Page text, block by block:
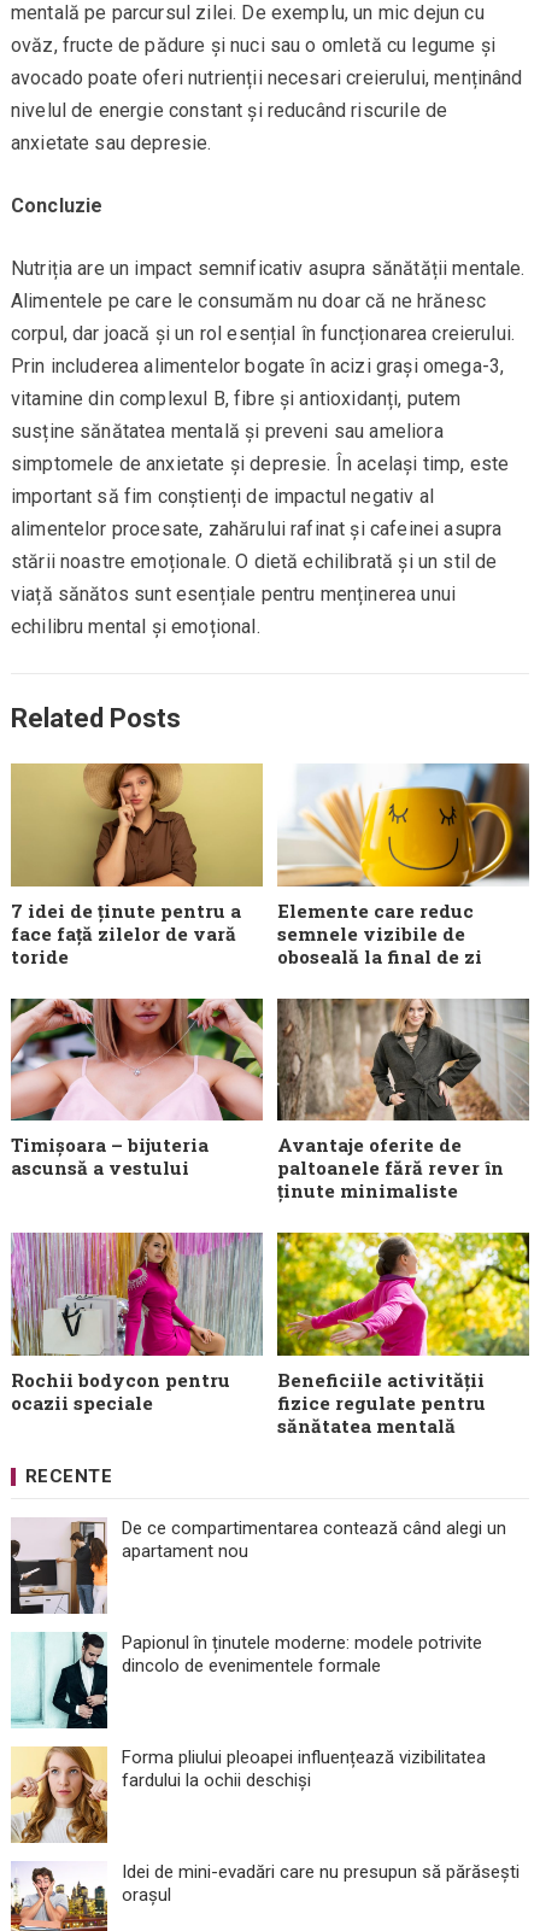
mentală pe parcursul zilei. De exemplu, un mic dejun cu
ovăz, fructe de pădure și nuci sau o omletă cu legume și
avocado poate oferi nutrienții necesari creierului, menținând
nivelul de energie constant și reducând riscurile de
anxietate sau depresie.
Concluzie
Nutriția are un impact semnificativ asupra sănătății mentale.
Alimentele pe care le consumăm nu doar că ne hrănesc
corpul, dar joacă și un rol esențial în funcționarea creierului.
Prin includerea alimentelor bogate în acizi grași omega-3,
vitamine din complexul B, fibre și antioxidanți, putem
susține sănătatea mentală și preveni sau ameliora
simptomele de anxietate și depresie. În același timp, este
important să fim conștienți de impactul negativ al
alimentelor procesate, zahărului rafinat și cafeinei asupra
stării noastre emoționale. O dietă echilibrată și un stil de
viață sănătos sunt esențiale pentru menținerea unui
echilibru mental și emoțional.
Related Posts
7 idei de ținute pentru a
face față zilelor de vară
toride
Elemente care reduc
semnele vizibile de
oboseală la final de zi
Timișoara – bijuteria
ascunsă a vestului
Avantaje oferite de
paltoanele fără rever în
ținute minimaliste
Rochii bodycon pentru
ocazii speciale
Beneficiile activității
fizice regulate pentru
sănătatea mentală
RECENTE
De ce compartimentarea contează când alegi un
apartament nou
Papionul în ținutele moderne: modele potrivite
dincolo de evenimentele formale
Forma pliului pleoapei influențează vizibilitatea
fardului la ochii deschiși
Idei de mini-evadări care nu presupun să părăsești
orașul